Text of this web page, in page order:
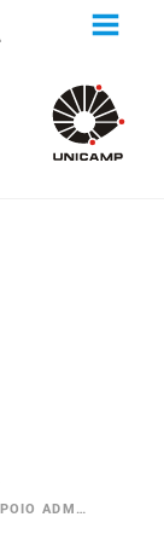
SUPERVISORA DA SEÇÃO DE APOIO ADMINISTRATIVO